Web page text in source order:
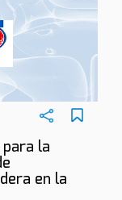
para la
en la